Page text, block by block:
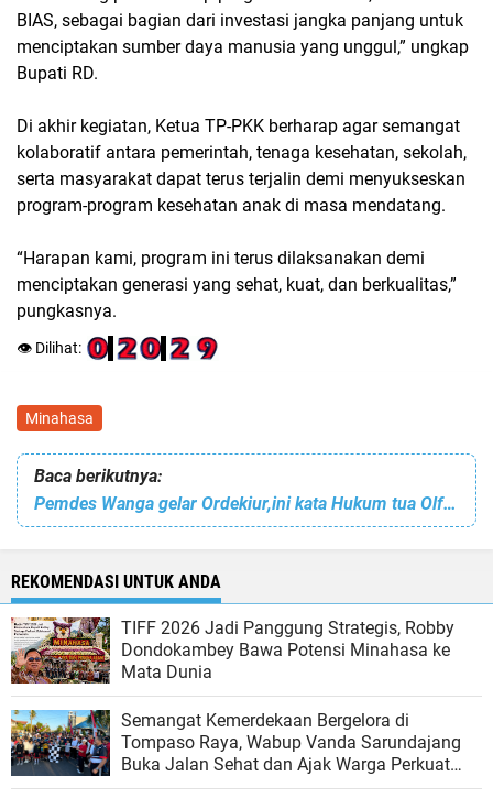
BIAS, sebagai bagian dari investasi jangka panjang untuk
menciptakan sumber daya manusia yang unggul,” ungkap
Bupati RD.
Di akhir kegiatan, Ketua TP-PKK berharap agar semangat
kolaboratif antara pemerintah, tenaga kesehatan, sekolah,
serta masyarakat dapat terus terjalin demi menyukseskan
program-program kesehatan anak di masa mendatang.
“Harapan kami, program ini terus dilaksanakan demi
menciptakan generasi yang sehat, kuat, dan berkualitas,”
pungkasnya.
👁️ Dilihat:
Minahasa
Baca berikutnya:
Pemdes Wanga gelar Ordekiur,ini kata Hukum tua Olfie Lembong S.pd
REKOMENDASI UNTUK ANDA
TIFF 2026 Jadi Panggung Strategis, Robby
Dondokambey Bawa Potensi Minahasa ke
Mata Dunia
Semangat Kemerdekaan Bergelora di
Tompaso Raya, Wabup Vanda Sarundajang
Buka Jalan Sehat dan Ajak Warga Perkuat
Persatuan